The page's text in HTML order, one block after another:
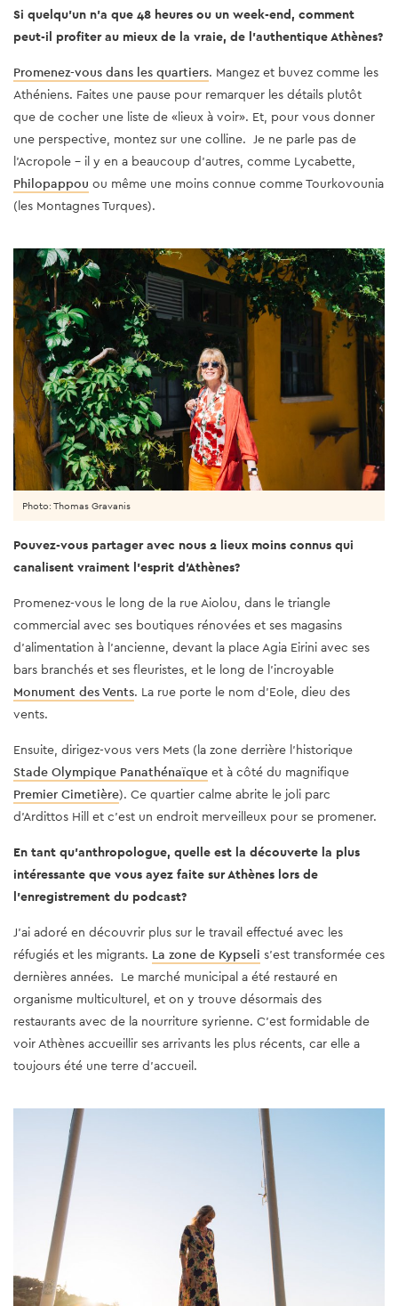
Si quelqu'un n'a que 48 heures ou un week-end, comment
peut-il profiter au mieux de la vraie, de l’authentique Athènes?
Promenez-vous dans les quartiers. Mangez et buvez comme les
Athéniens. Faites une pause pour remarquer les détails plutôt
que de cocher une liste de «lieux à voir». Et, pour vous donner
une perspective, montez sur une colline. Je ne parle pas de
l'Acropole - il y en a beaucoup d'autres, comme Lycabette,
Philopappou ou même une moins connue comme Tourkovounia
(les Montagnes Turques).
Photo: Thomas Gravanis
Pouvez-vous partager avec nous 2 lieux moins connus qui
canalisent vraiment l'esprit d'Athènes?
Promenez-vous le long de la rue Aiolou, dans le triangle
commercial avec ses boutiques rénovées et ses magasins
d'alimentation à l'ancienne, devant la place Agia Eirini avec ses
bars branchés et ses fleuristes, et le long de l'incroyable
Monument des Vents. La rue porte le nom d'Eole, dieu des
vents.
Ensuite, dirigez-vous vers Mets (la zone derrière l’historique
Stade Olympique Panathénaïque et à côté du magnifique
Premier Cimetière). Ce quartier calme abrite le joli parc
d'Ardittos Hill et c’est un endroit merveilleux pour se promener.
En tant qu'anthropologue, quelle est la découverte la plus
intéressante que vous ayez faite sur Athènes lors de
l'enregistrement du podcast?
J'ai adoré en découvrir plus sur le travail effectué avec les
réfugiés et les migrants. La zone de Kypseli s’est transformée ces
dernières années. Le marché municipal a été restauré en
organisme multiculturel, et on y trouve désormais des
restaurants avec de la nourriture syrienne. C’est formidable de
voir Athènes accueillir ses arrivants les plus récents, car elle a
toujours été une terre d’accueil.